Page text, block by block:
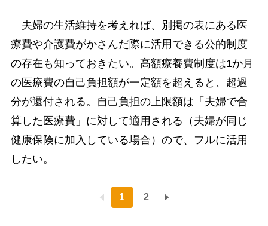
夫婦の生活維持を考えれば、別掲の表にある医
療費や介護費がかさんだ際に活用できる公的制度
の存在も知っておきたい。高額療養費制度は1か月
の医療費の自己負担額が一定額を超えると、超過
分が還付される。自己負担の上限額は「夫婦で合
算した医療費」に対して適用される（夫婦が同じ
健康保険に加入している場合）ので、フルに活用
したい。
1 2